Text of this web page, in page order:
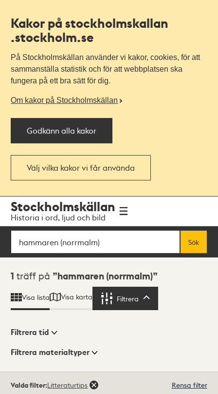
Kakor på stockholmskallan
.stockholm.se
På Stockholmskällan använder vi kakor, cookies, för att
sammanställa statistik och för att webbplatsen ska
fungera på ett bra sätt för dig.
Om kakor på Stockholmskällan
Godkänn alla kakor
Välj vilka kakor vi får använda
navigationen
huvudinnehållet
Stockholmskällan
Historia i ord, ljud och bild
Sök
Sök
Sökresultat
1 träff på hammaren (norrmalm)
Visa lista Visa karta Filtrera
Visningsläge
Filtrera tid
Filtrera materialtyper
träffar
Valda filter:Litteraturtips Rensa filter